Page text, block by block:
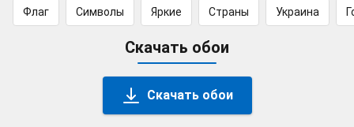
Флаг Символы Яркие Страны Украина
Скачать обои
Скачать обои